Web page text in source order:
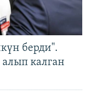
берди".
калган